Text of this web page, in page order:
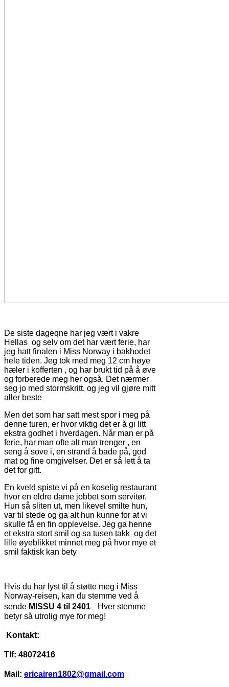
De siste dageqne har jeg vært i vakre
Hellas og selv om det har vært ferie, har
jeg hatt finalen i Miss Norway i bakhodet
hele tiden. Jeg tok med meg 12 cm høye
hæler i kofferten , og har brukt tid på å øve
og forberede meg her også. Det nærmer
seg jo med stormskritt, og jeg vil gjøre mitt
aller beste
Men det som har satt mest spor i meg på
denne turen, er hvor viktig det er å gi litt
ekstra godhet i hverdagen. Når man er på
ferie, har man ofte alt man trenger , en
seng å sove i, en strand å bade på, god
mat og fine omgivelser. Det er så lett å ta
det for gitt.
En kveld spiste vi på en koselig restaurant
hvor en eldre dame jobbet som servitør.
Hun så sliten ut, men likevel smilte hun,
var til stede og ga alt hun kunne for at vi
skulle få en fin opplevelse. Jeg ga henne
et ekstra stort smil og sa tusen takk og det
lille øyeblikket minnet meg på hvor mye et
smil faktisk kan bety
Hvis du har lyst til å støtte meg i Miss
Norway-reisen, kan du stemme ved å
sende MISSU 4 til 2401 Hver stemme
betyr så utrolig mye for meg!
Kontakt:
Tlf: 48072416
Mail: ericairen1802@gmail.com